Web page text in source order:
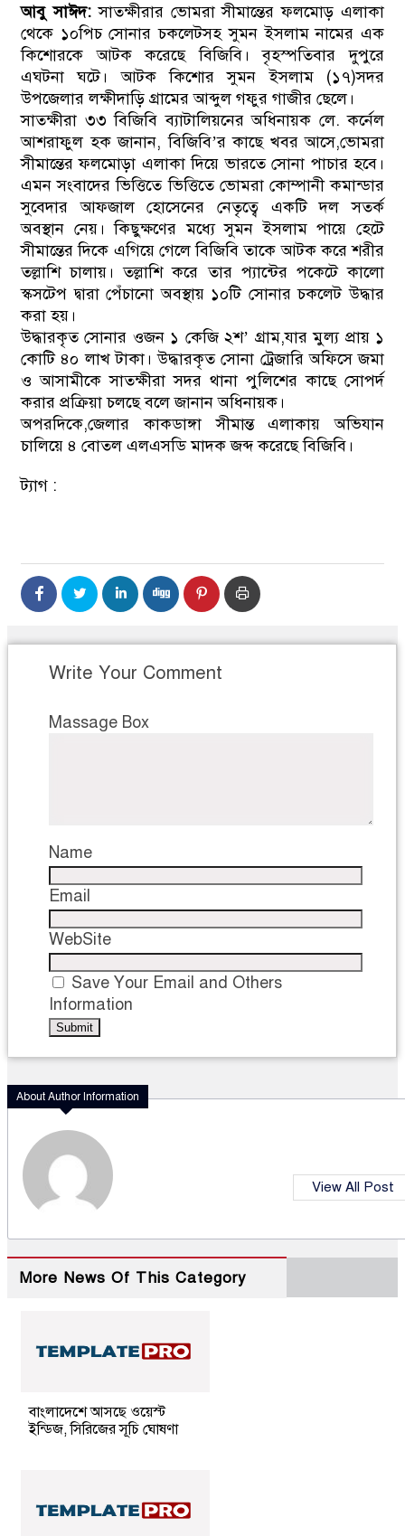
আবু সাঈদ:সাতক্ষীরার ভোমরা সীমান্তের ফলমোড় এলাকা
থেকে ১০পিচ সোনার চকলেটসহ সুমন ইসলাম নামের এক
কিশোরকে আটক করেছে বিজিবি। বৃহস্পতিবার দুপুরে
এঘটনা ঘটে। আটক কিশোর সুমন ইসলাম (১৭)সদর
উপজেলার লক্ষীদাড়ি গ্রামের আব্দুল গফুর গাজীর ছেলে।
সাতক্ষীরা ৩৩ বিজিবি ব্যাটালিয়নের অধিনায়ক লে. কর্নেল
আশরাফুল হক জানান, বিজিবি’র কাছে খবর আসে,ভোমরা
সীমান্তের ফলমোড়া এলাকা দিয়ে ভারতে সোনা পাচার হবে।
এমন সংবাদের ভিত্তিতে ভিত্তিতে ভোমরা কোম্পানী কমান্ডার
সুবেদার আফজাল হোসেনের নেতৃত্বে একটি দল সতর্ক
অবস্থান নেয়। কিছুক্ষণের মধ্যে সুমন ইসলাম পায়ে হেটে
সীমান্তের দিকে এগিয়ে গেলে বিজিবি তাকে আটক করে শরীর
তল্লাশি চালায়। তল্লাশি করে তার প্যান্টের পকেটে কালো
স্কসটেপ দ্বারা পেঁচানো অবস্থায় ১০টি সোনার চকলেট উদ্ধার
করা হয়।
উদ্ধারকৃত সোনার ওজন ১ কেজি ২শ’ গ্রাম,যার মুল্য প্রায় ১
কোটি ৪০ লাখ টাকা। উদ্ধারকৃত সোনা ট্রেজারি অফিসে জমা
ও আসামীকে সাতক্ষীরা সদর থানা পুলিশের কাছে সোপর্দ
করার প্রক্রিয়া চলছে বলে জানান অধিনায়ক।
অপরদিকে,জেলার কাকডাঙ্গা সীমান্ত এলাকায় অভিযান
চালিয়ে ৪ বোতল এলএসডি মাদক জব্দ করেছে বিজিবি।
ট্যাগ :
Write Your Comment
Massage Box
Name
Email
WebSite
Save Your Email and Others
Information
About Author Information
View All Post
More News Of This Category
বাংলাদেশে আসছে ওয়েস্ট
ইন্ডিজ, সিরিজের সূচি ঘোষণা